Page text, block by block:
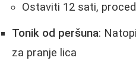
Ostaviti 12 sati,
Tonik od peršuna:
za pranje lica